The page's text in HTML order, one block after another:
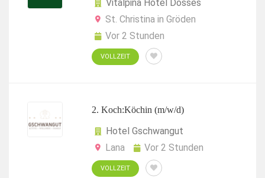
Vitalpina Hotel Dosses
St. Christina in Gröden
Vor 2 Stunden
VOLLZEIT
2. Koch:Köchin (m/w/d)
Hotel Gschwangut
Lana
Vor 2 Stunden
VOLLZEIT